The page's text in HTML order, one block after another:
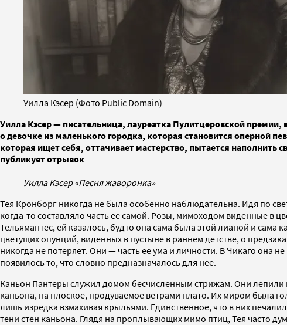
Уилла Кэсер (Фото Public Domain)
Уилла Кэсер — писательница, лауреатка Пулитцеровской
о девочке из маленького городка, которая становится оперной
которая ищет себя, оттачивает мастерство, пытается
публикует отрывок
Уилла Кэсер «Песня жаворонка»
Тея Кронборг никогда не была особенно наблюдательна. Идя по
когда-то составляло часть ее самой. Розы, мимоходом виденные в
Тельямантес, ей казалось, будто она сама была этой лианой и
цветущих опунций, виденных в пустыне в раннем детстве, о
никогда не потеряет. Они — часть ее ума и личности. В Чикаго она
появилось то, что словно предназначалось для нее.
Каньон Пантеры служил домом бесчисленным стрижам. Они лепили
каньона, на плоское, продуваемое ветрами плато. Их миром была
лишь изредка взмахивая крыльями. Единственное, что в них
тени стен каньона. Глядя на проплывающих мимо птиц, Тея часто